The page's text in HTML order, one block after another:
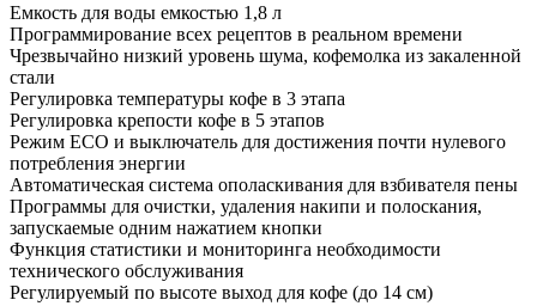
Емкость для воды емкостью 1,8 л
Программирование всех рецептов в реальном времени
Чрезвычайно низкий уровень шума, кофемолка из закаленной
стали
Регулировка температуры кофе в 3 этапа
Регулировка крепости кофе в 5 этапов
Режим ECO и выключатель для достижения почти нулевого
потребления энергии
Автоматическая система ополаскивания для взбивателя пены
Программы для очистки, удаления накипи и полоскания,
запускаемые одним нажатием кнопки
Функция статистики и мониторинга необходимости
технического обслуживания
Регулируемый по высоте выход для кофе (до 14 см)